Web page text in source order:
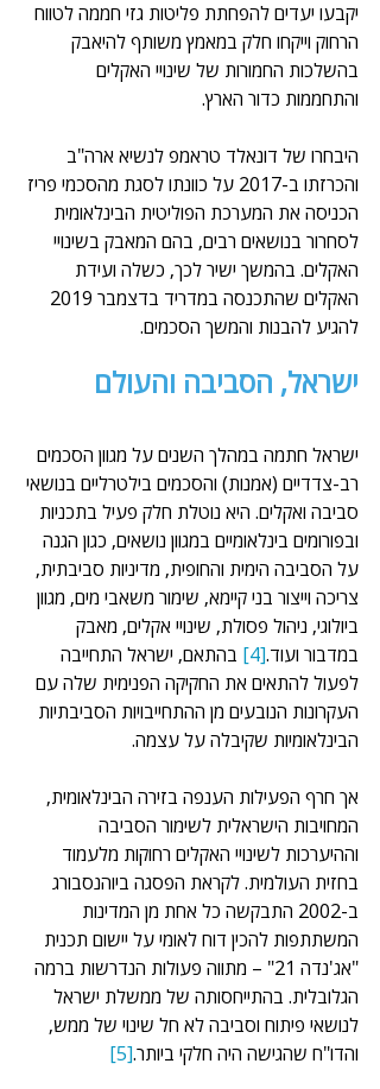
יקבעו יעדים להפחתת פליטות גזי חממה לטווח
הרחוק וייקחו חלק במאמץ משותף להיאבק
בהשלכות החמורות של שינויי האקלים
והתחממות כדור הארץ.
היבחרו של דונאלד טראמפ לנשיא ארה"ב
והכרזתו ב-2017 על כוונתו לסגת מהסכמי פריז
הכניסה את המערכת הפוליטית הבינלאומית
לסחרור בנושאים רבים, בהם המאבק בשינויי
האקלים. בהמשך ישיר לכך, כשלה ועידת
להגיע להבנות והמשך הסכמים.
ישראל, הסביבה והעולם
ישראל חתמה במהלך השנים על מגוון הסכמים
רב-צדדיים (אמנות) והסכמים בילטרליים בנושאי
סביבה ואקלים. היא נוטלת חלק פעיל בתכניות
ובפורומים בינלאומיים במגוון נושאים, כגון הגנה
על הסביבה הימית והחופית, מדיניות סביבתית,
צריכה וייצור בני קיימא, שימור משאבי מים, מגוון
ביולוגי, ניהול פסולת, שינויי אקלים, מאבק
במדבור ועוד.[4]
בהתאם, ישראל התחייבה
לפעול להתאים את החקיקה הפנימית שלה עם
העקרונות הנובעים מן ההתחייבויות הסביבתיות
הבינלאומיות שקיבלה על עצמה.
אך חרף הפעילות הענפה בזירה הבינלאומית,
המחויבות הישראלית לשימור הסביבה
וההיערכות לשינויי האקלים רחוקות מלעמוד
בחזית העולמית. לקראת הפסגה ביוהנסבורג
ב-2002 התבקשה כל אחת מן המדינות
המשתתפות להכין דוח לאומי על יישום תכנית
"אג'נדה 21" – מתווה פעולות הנדרשות ברמה
הגלובלית. בהתייחסותה של ממשלת ישראל
לנושאי פיתוח וסביבה לא חל שינוי של ממש,
והדו"ח שהגישה היה חלקי ביותר.[5]